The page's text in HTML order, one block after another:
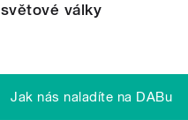
světové války
Jak nás naladíte na DABu